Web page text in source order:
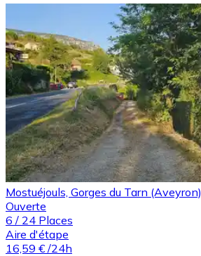
Mostuéjouls, Gorges du Tarn (Aveyron)
Ouverte
6 / 24 Places
Aire d'étape
16,59 € /24h